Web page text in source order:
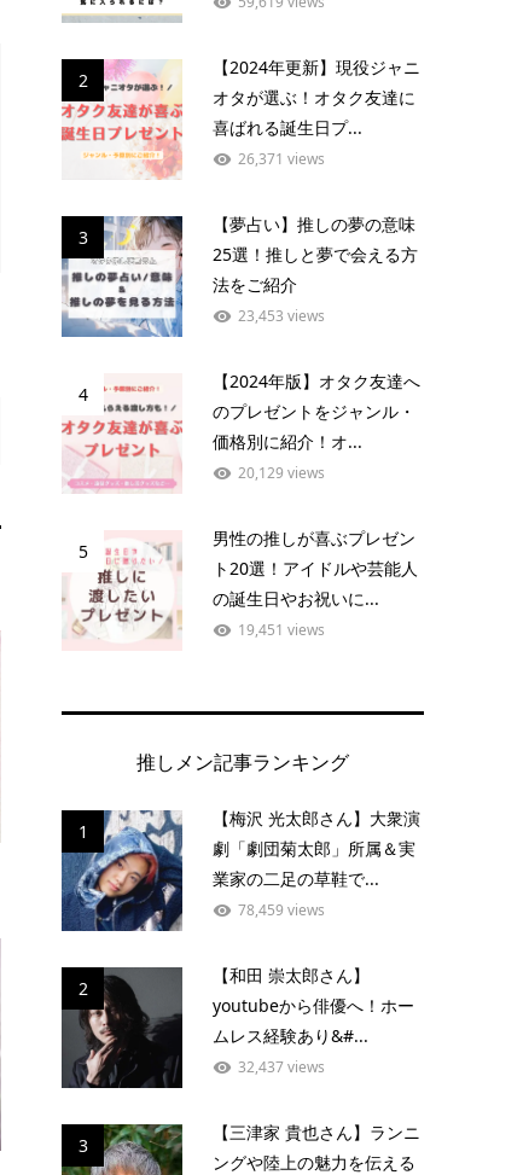
2
【2024年更新】現役ジャニ
オタが選ぶ！オタク友達に
喜ばれる誕生日プ...
26,371 views
3
【夢占い】推しの夢の意味
25選！推しと夢で会える方
法をご紹介
23,453 views
4
【2024年版】オタク友達へ
のプレゼントをジャンル・
価格別に紹介！オ...
20,129 views
5
男性の推しが喜ぶプレゼン
ト20選！アイドルや芸能人
の誕生日やお祝いに...
19,451 views
推しメン記事ランキング
1
【梅沢 光太郎さん】大衆演
劇「劇団菊太郎」所属＆実
業家の二足の草鞋で...
78,459 views
2
【和田 崇太郎さん】
youtubeから俳優へ！ホー
ムレス経験あり&#...
32,437 views
3
【三津家 貴也さん】ランニ
ングや陸上の魅力を伝える